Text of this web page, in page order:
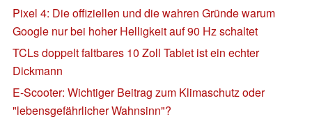
Pixel 4: Die offiziellen und die wahren Gründe warum
Google nur bei hoher Helligkeit auf 90 Hz schaltet
TCLs doppelt faltbares 10 Zoll Tablet ist ein echter
Dickmann
E-Scooter: Wichtiger Beitrag zum Klimaschutz oder
"lebensgefährlicher Wahnsinn"?